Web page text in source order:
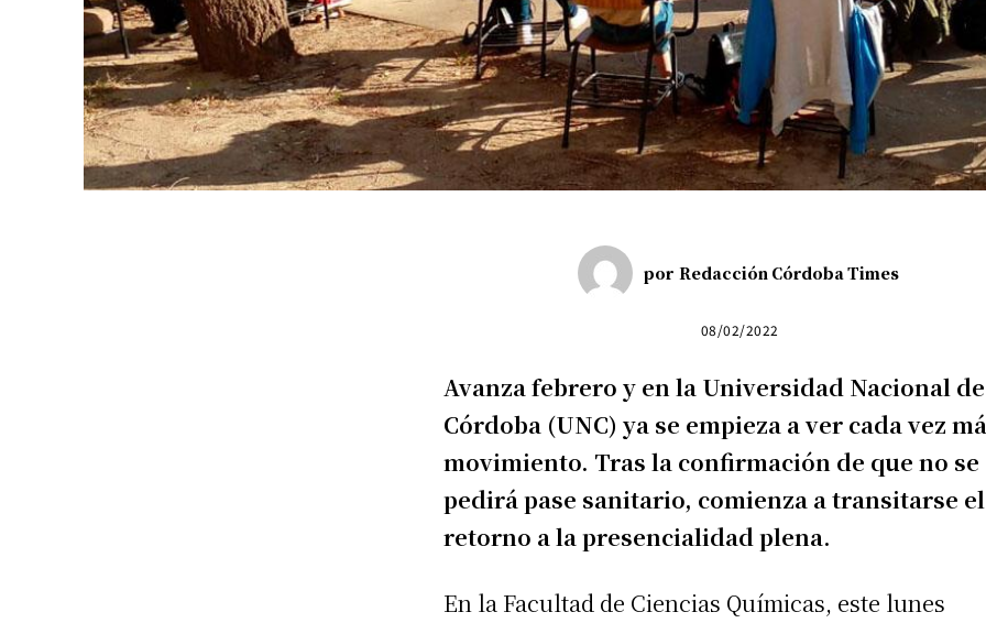
por Redacción Córdoba Times
08/02/2022
Avanza febrero y en la Universidad Nacional de
Córdoba (UNC) ya se empieza a ver cada vez
movimiento. Tras la confirmación de que no se
pedirá pase sanitario, comienza a transitarse el
retorno a la presencialidad plena.
En la Facultad de Ciencias Químicas, este lunes